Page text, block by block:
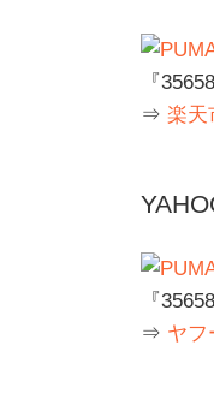
『
⇒ 楽天
『
⇒ ヤフ